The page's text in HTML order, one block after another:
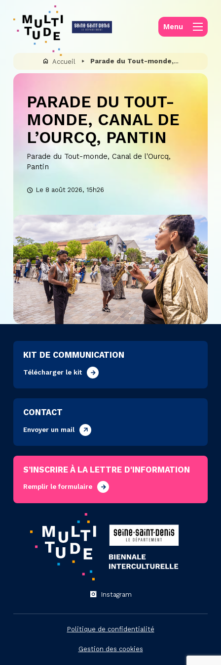
Menu
Accueil Parade du Tout-monde, Canal de l’Ourcq, Pantin
PARADE DU TOUT-
MONDE, CANAL DE
L’OURCQ, PANTIN
Parade du Tout-monde, Canal de l'Ourcq,
Pantin
Le 8 août 2026, 15h26
KIT DE COMMUNICATION
Télécharger le kit
CONTACT
Envoyer un mail
S’INSCRIRE À LA LETTRE D'INFORMATION
Remplir le formulaire
Instagram
Politique de confidentialité
Gestion des cookies
Panneau de gestion des cookies